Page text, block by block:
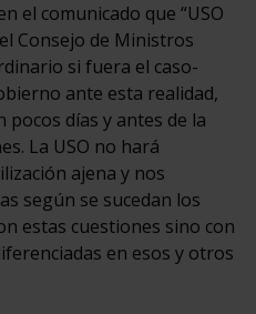
el comunicado que “USO
Consejo de Ministros
si fuera el caso-
ante esta realidad,
días y antes de la
La USO no hará
ajena y nos
según se sucedan los
estas cuestiones sino con
en esos y otros